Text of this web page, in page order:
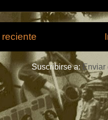
Suscribirse a: Enviar